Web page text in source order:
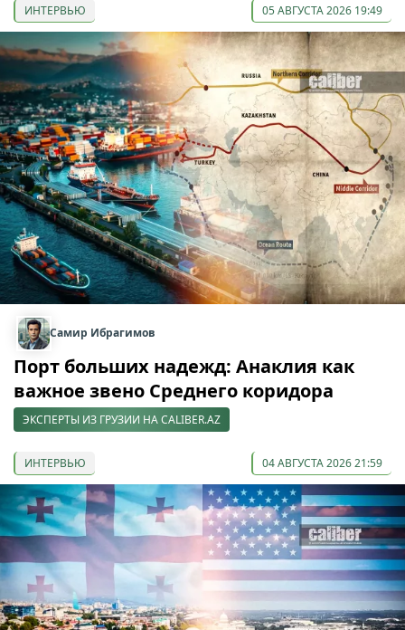
ИНТЕРВЬЮ 05 АВГУСТА 2026 19:49
Самир Ибрагимов
Порт больших надежд: Анаклия как
важное звено Среднего коридора
ЭКСПЕРТЫ ИЗ ГРУЗИИ НА CALIBER.AZ
ИНТЕРВЬЮ 04 АВГУСТА 2026 21:59